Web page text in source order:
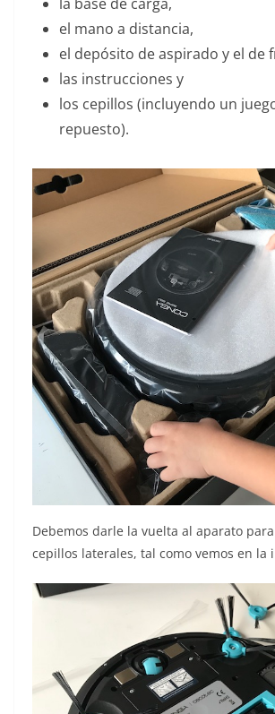
el mano a distancia,
el depósito de aspirado y el de
las instrucciones y
los cepillos (incluyendo un
repuesto).
Debemos darle la vuelta al aparato
cepillos laterales, tal como vemos en la